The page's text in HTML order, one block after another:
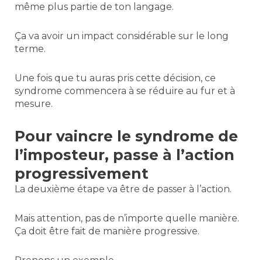
même plus partie de ton langage.
Ça va avoir un impact considérable sur le long
terme.
Une fois que tu auras pris cette décision, ce
syndrome commencera à se réduire au fur et à
mesure.
Pour vaincre le syndrome de
l’imposteur, passe à l’action
progressivement
La deuxième étape va être de passer à l’action.
Mais attention, pas de n’importe quelle manière.
Ça doit être fait de manière progressive.